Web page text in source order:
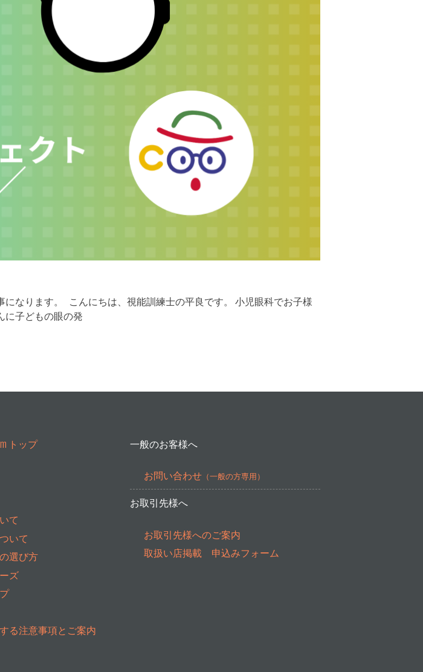
なります。 こんにちは、視能訓練士の平良です。 小児眼科でお子様
に子どもの眼の発
トップ
て
いて
選び方
ズ
る注意事項とご案内
一般のお客様へ
お問い合わせ（一般の方専用）
お取引先様へ
お取引先様へのご案内
取扱い店掲載 申込みフォーム